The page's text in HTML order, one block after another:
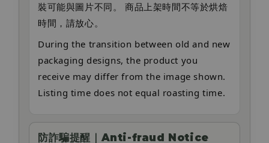
裝可能與圖片不同。 商品上架時間不等於烘焙
時間，請放心。
During the transition between old and new
packaging designs, the product you
receive may differ from the image shown.
Listing time does not equal roasting time.
防詐騙提醒｜Anti-fraud Notice